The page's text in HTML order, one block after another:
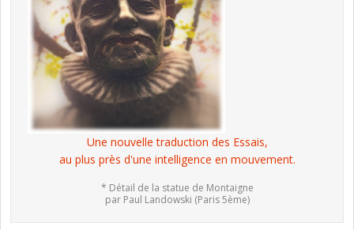
Une nouvelle traduction des Essais,
au plus près d'une intelligence en mouvement.
* Détail de la statue de Montaigne
par Paul Landowski (Paris 5ème)